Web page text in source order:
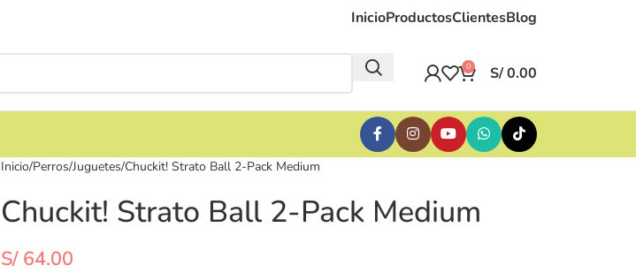
InicioProductosClientesBlog
0 S/0.00
Inicio Perros Juguetes Chuckit! Strato Ball 2-Pack Medium
Chuckit! Strato Ball 2-Pack Medium
S/64.00